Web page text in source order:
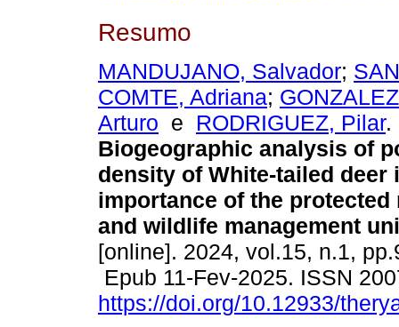
Resumo
MANDUJANO, Salvador;
COMTE, Adriana;
Arturo e RODRIGUEZ, Pilar.
Biogeographic analysis of
density of White-tailed deer
importance of the protected
and wildlife management
[online]. 2024, vol.15, n.1,
Epub 11-Fev-2025. ISSN
https://doi.org/10.12933/